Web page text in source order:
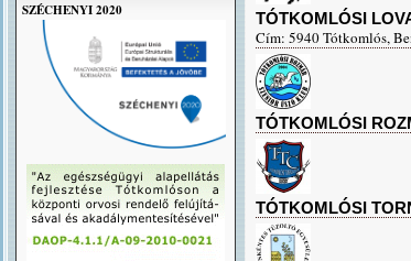
TÓTKOMLÓSI
Cím: 5940 Tótkomlós,
TÓTKOMLÓSI
TÓTKOMLÓSI
SZÉCHENYI 2020